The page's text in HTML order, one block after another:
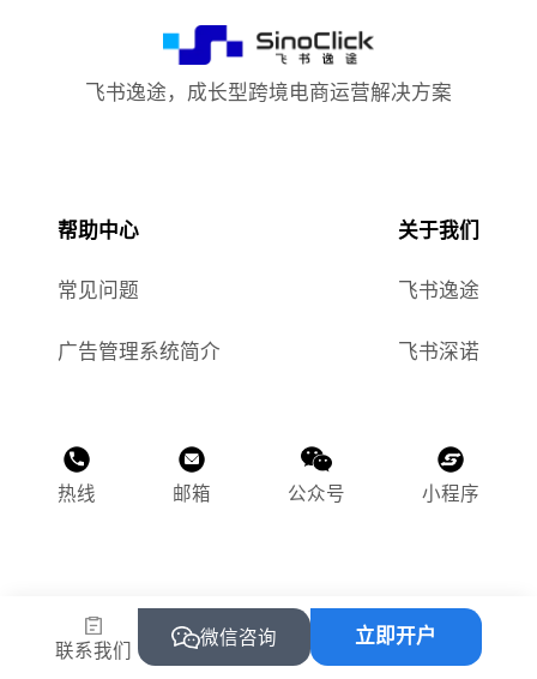
飞书逸途，成长型跨境电商运营解决方案
帮助中心 关于我们
常见问题 飞书逸途
广告管理系统简介 飞书深诺
热线 邮箱 公众号 小程序
©2015-2025 飞书逸途（上海）网络科技有限公司
沪ICP备2023011118号-1
沪公网安备 31010502004469
联系我们
微信咨询 立即开户